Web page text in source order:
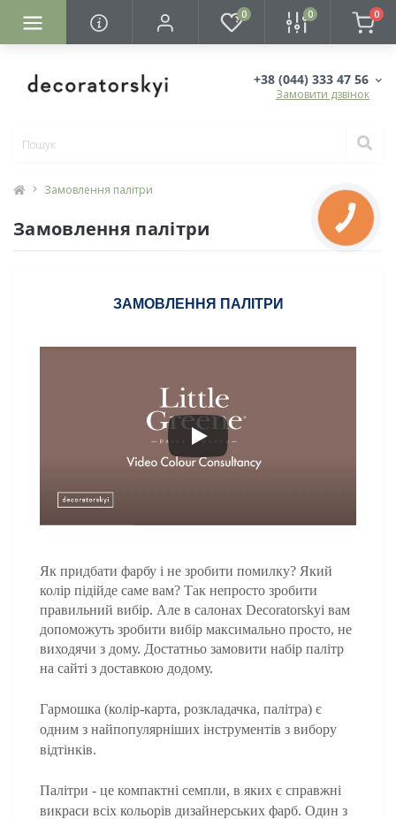
0 0 0
+38 (044) 333 47 56
Замовити дзвінок
Замовлення палітри
Замовлення палітри
ЗАМОВЛЕННЯ ПАЛІТРИ
Як придбати фарбу і не зробити помилку? Який
колір підійде саме вам? Так непросто зробити
правильний вибір. Але в салонах Decoratorskyi вам
допоможуть зробити вибір максимально просто, не
виходячи з дому. Достатньо замовити набір палітр
на сайті з доставкою додому.
Гармошка (колір-карта, розкладачка, палітра) є
одним з найпопулярніших інструментів з вибору
відтінків.
Палітри - це компактні семпли, в яких є справжні
викраси всіх кольорів дизайнерських фарб. Один з
КНОПКА
ЗВ'ЯЗКУ